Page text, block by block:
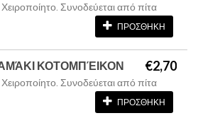
Συνοδεύεται από πίτα
ΠΡΟΣΘΗΚΗ
ΚΟΤΟΜΠΈΙΚΟΝ €2,70
Συνοδεύεται από πίτα
ΠΡΟΣΘΗΚΗ